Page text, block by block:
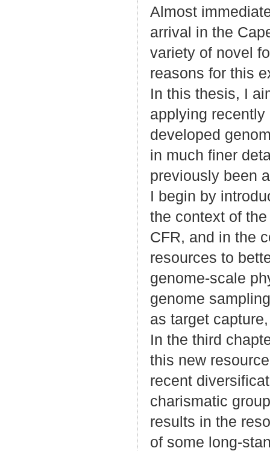
Almost
arrival in the
variety of novel
reasons for this
In this thesis, I
applying recently
developed
in much finer
previously been
I begin by
the context of the
CFR, and in the
resources to
genome-scale
genome
as target
In the third
this new
recent
charismatic
results in the
of some long-